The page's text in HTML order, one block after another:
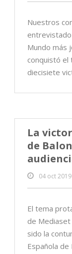
Nuestros
entrevistado
Mundo más
conquistó el
diecisiete
La
de
04 oct 2019
El tema
de
sido la
Española de